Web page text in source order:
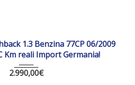
1.3 Benzina 77CP 06/2009
Km reali Import Germania!
2.990,00€